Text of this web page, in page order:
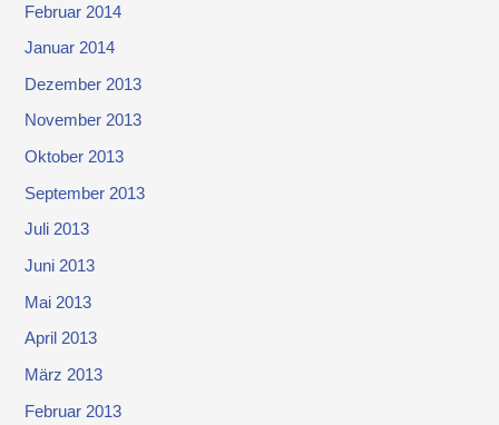
Februar 2014
Januar 2014
Dezember 2013
November 2013
Oktober 2013
September 2013
Juli 2013
Juni 2013
Mai 2013
April 2013
März 2013
Februar 2013